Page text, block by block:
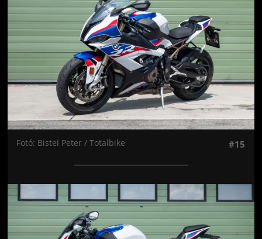
Fotó: Bistei Peter / Totalbike #15
Jön még kép!